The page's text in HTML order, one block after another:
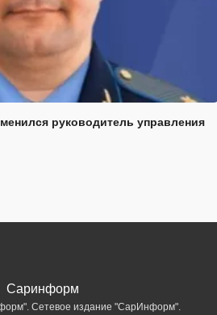
руководитель управления
Сетевое издание "СарИнформ".